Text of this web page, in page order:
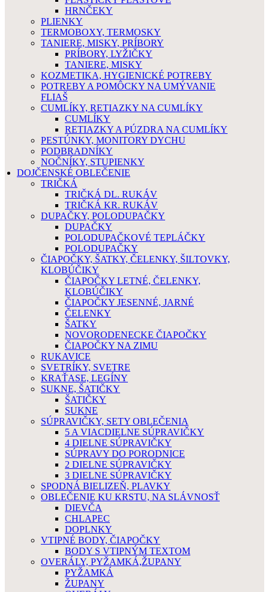
HRNČEKY
PLIENKY
TERMOBOXY, TERMOSKY
TANIERE, MISKY, PRÍBORY
PRÍBORY, LYŽIČKY
TANIERE, MISKY
KOZMETIKA, HYGIENICKÉ POTREBY
POTREBY A POMÔCKY NA UMÝVANIE
FLIAŠ
CUMLÍKY, RETIAZKY NA CUMLÍKY
CUMLÍKY
RETIAZKY A PÚZDRA NA CUMLÍKY
PESTÚNKY, MONITORY DYCHU
PODBRADNÍKY
NOČNÍKY, STUPIENKY
DOJČENSKÉ OBLEČENIE
TRIČKÁ
TRIČKÁ DL. RUKÁV
TRIČKÁ KR. RUKÁV
DUPAČKY, POLODUPAČKY
DUPAČKY
POLODUPAČKOVÉ TEPLÁČKY
POLODUPAČKY
ČIAPOČKY, ŠATKY, ČELENKY, ŠILTOVKY,
KLOBÚČIKY
ČIAPOČKY LETNÉ, ČELENKY,
KLOBÚČIKY
ČIAPOČKY JESENNÉ, JARNÉ
ČELENKY
ŠATKY
NOVORODENECKE ČIAPOČKY
ČIAPOČKY NA ZIMU
RUKAVICE
SVETRÍKY, SVETRE
KRAŤASE, LEGÍNY
SUKNE, ŠATIČKY
ŠATIČKY
SUKNE
SÚPRAVIČKY, SETY OBLEČENIA
5 A VIACDIELNE SÚPRAVIČKY
4 DIELNE SÚPRAVIČKY
SÚPRAVY DO PORODNICE
2 DIELNE SÚPRAVIČKY
3 DIELNE SÚPRAVIČKY
SPODNÁ BIELIZEŇ, PLAVKY
OBLEČENIE KU KRSTU, NA SLÁVNOSŤ
DIEVČA
CHLAPEC
DOPLNKY
VTIPNÉ BODY, ČIAPOČKY
BODY S VTIPNÝM TEXTOM
OVERÁLY, PYŽAMKÁ,ŽUPANY
PYŽAMKÁ
ŽUPANY